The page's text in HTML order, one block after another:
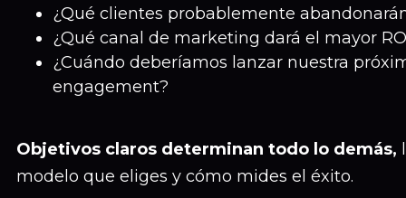
¿Qué clientes probablemente
¿Qué canal de marketing dará el mayor
¿Cuándo deberíamos lanzar nuestra
engagement?
Objetivos claros determinan todo lo demás,
modelo que eliges y cómo mides el éxito.